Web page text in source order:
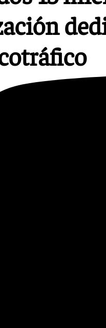
presentaba un
en el que los
control y de la
escalón se
que asumía el
con otros
de la